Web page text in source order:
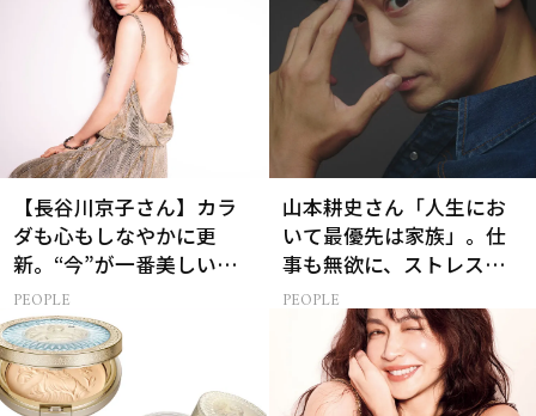
【長谷川京子さん】カラ
ダも心もしなやかに更
新。“今”が一番美しい
［特別画像集］
PEOPLE
山本耕史さん「人生にお
いて最優先は家族」。仕
事も無欲に、ストレスを
溜めない生き方
PEOPLE